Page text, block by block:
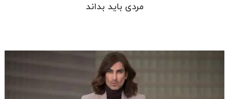
مردی باید بداند